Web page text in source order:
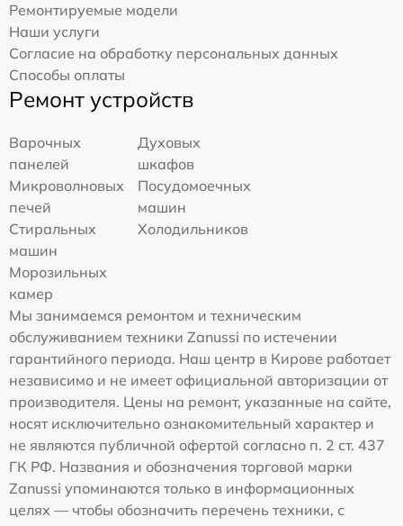
Ремонтируемые модели
Наши услуги
Согласие на обработку персональных данных
Способы оплаты
Ремонт устройств
Варочных
панелей
Духовых
шкафов
Микроволновых
печей
Посудомоечных
машин
Стиральных
машин
Холодильников
Морозильных
камер
Мы занимаемся ремонтом и техническим
обслуживанием техники Zanussi по истечении
гарантийного периода. Наш центр в Кирове работает
независимо и не имеет официальной авторизации от
производителя. Цены на ремонт, указанные на сайте,
носят исключительно ознакомительный характер и
не являются публичной офертой согласно п. 2 ст. 437
ГК РФ. Названия и обозначения торговой марки
Zanussi упоминаются только в информационных
целях — чтобы обозначить перечень техники, с